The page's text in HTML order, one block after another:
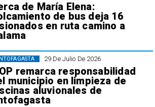
de María Elena:
de bus deja 16
en ruta camino a
29 De Julio De 2026
remarca responsabilidad
municipio en limpieza de
aluvionales de